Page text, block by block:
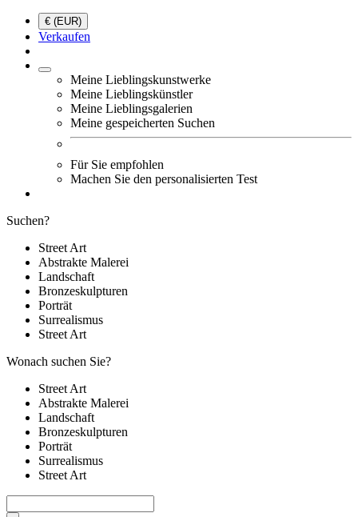
€ (EUR)
Verkaufen
Meine Lieblingskunstwerke
Meine Lieblingskünstler
Meine Lieblingsgalerien
Meine gespeicherten Suchen
Für Sie empfohlen
Machen Sie den personalisierten Test
Suchen?
Street Art
Abstrakte Malerei
Landschaft
Bronzeskulpturen
Porträt
Surrealismus
Street Art
Wonach suchen Sie?
Street Art
Abstrakte Malerei
Landschaft
Bronzeskulpturen
Porträt
Surrealismus
Street Art